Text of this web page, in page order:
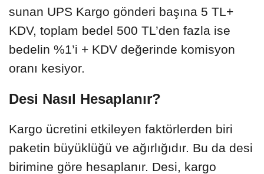
sunan UPS Kargo gönderi başına 5 TL+
KDV, toplam bedel 500 TL’den fazla ise
bedelin %1’i + KDV değerinde komisyon
oranı kesiyor.
Desi Nasıl Hesaplanır?
Kargo ücretini etkileyen faktörlerden biri
paketin büyüklüğü ve ağırlığıdır. Bu da desi
birimine göre hesaplanır. Desi, kargo